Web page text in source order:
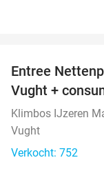
Entree
Vught +
Klimbos IJzeren
Vught
Verkocht: 752